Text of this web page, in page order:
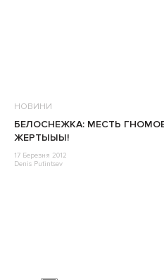
НОВИНИ
БЕЛОСНЕЖКА: МЕСТЬ
ЖЕРТЫЫЫ!
17 Березня 2012
Denis Putintsev